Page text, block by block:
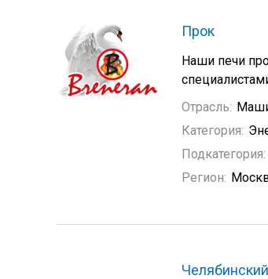
Прок
Наши печи
Отрасль:
Категория:
Подкатегория:
Регион: